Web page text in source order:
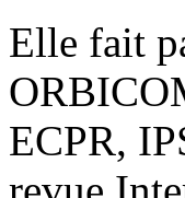
Elle fait
ECPR,